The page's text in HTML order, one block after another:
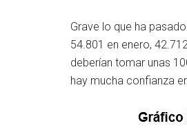
Grave lo que ha
54.801 en enero,
deberían tomar unas
hay mucha confianza